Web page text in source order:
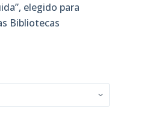
elegido para
Bibliotecas